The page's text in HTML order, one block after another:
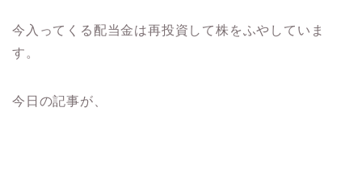
今入ってくる配当金は再投資して株をふやしていま
す。
今日の記事が、